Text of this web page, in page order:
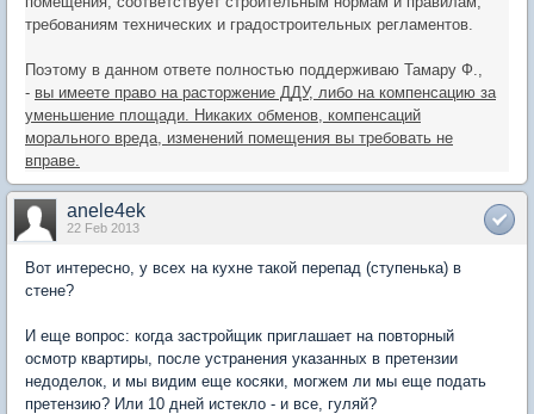
требованиям технических и градостроительных регламентов.
Поэтому в данном ответе полностью поддерживаю Тамару Ф.,
- вы имеете право на расторжение ДДУ, либо на компенсацию за
уменьшение площади. Никаких обменов, компенсаций
морального вреда, изменений помещения вы требовать не
вправе.
anele4ek
22 Feb 2013
Вот интересно, у всех на кухне такой перепад (ступенька) в
стене?
И еще вопрос: когда застройщик приглашает на повторный
осмотр квартиры, после устранения указанных в претензии
недоделок, и мы видим еще косяки, могжем ли мы еще подать
претензию? Или 10 дней истекло - и все, гуляй?